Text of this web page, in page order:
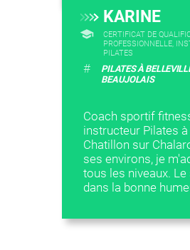
KARINE
CERTIFICAT DE
PROFESSIONNELLE,
PILATES
#
PILATES À
BEAUJOLAIS
Coach sportif
instructeur Pilates à
Chatillon sur
ses environs, je
tous les niveaux.
dans la bonne